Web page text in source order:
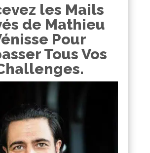
les Mails
de Mathieu
Pour
Tous Vos